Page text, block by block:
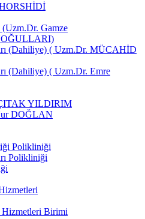
Gamze
(Dahiliye) ( Uzm.Dr. MÜCAHİD
(Dahiliye) ( Uzm.Dr. Emre
YILDIRIM
DOĞLAN
Polikliniği
Polikliniği
Hizmetleri Birimi